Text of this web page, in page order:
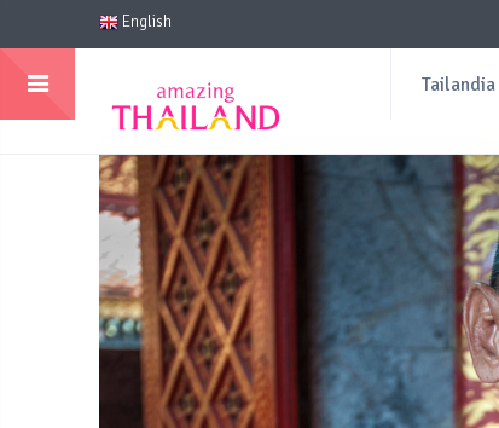
English
Tailandia